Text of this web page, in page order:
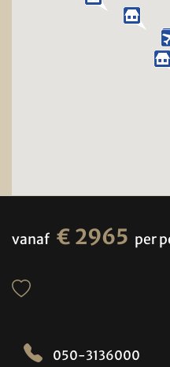
vanaf € 2965 per
050-3136000